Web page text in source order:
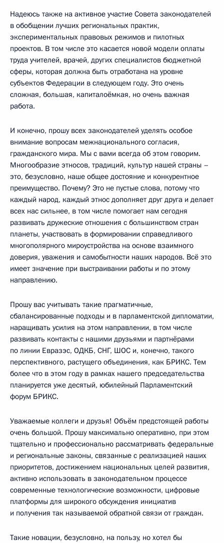
Надеюсь также на активное участие Совета законодателей
в обобщении лучших региональных практик,
экспериментальных правовых режимов и пилотных
проектов. В том числе это касается новой модели оплаты
труда учителей, врачей, других специалистов бюджетной
сферы, которая должна быть отработана на уровне
субъектов Федерации в следующем году. Это очень
сложная, большая, капиталоёмкая, но очень важная
работа.
И конечно, прошу всех законодателей уделять особое
внимание вопросам межнационального согласия,
гражданского мира. Мы с вами всегда об этом говорим.
Многообразие этносов, традиций, культур нашей страны –
это, безусловно, наше общее достояние и конкурентное
преимущество. Почему? Это не пустые слова, потому что
каждый народ, каждый этнос дополняет друг друга и делает
всех нас сильнее, в том числе помогает нам сегодня
развивать дружеские отношения с большинством стран
планеты, участвовать в формировании справедливого
многополярного мироустройства на основе взаимного
доверия, уважения и самобытности наших народов. Всё это
имеет значение при выстраивании работы и по этому
направлению.
Прошу вас учитывать такие прагматичные,
сбалансированные подходы и в парламентской дипломатии,
наращивать усилия на этом направлении, в том числе
развивать контакты с нашими друзьями и партнёрами
по линии Евразэс, ОДКБ, СНГ, ШОС и, конечно, такого
перспективного, растущего объединения, как БРИКС. Тем
более что в этом году в рамках нашего председательства
планируется уже десятый, юбилейный Парламентский
форум БРИКС.
Уважаемые коллеги и друзья! Объём предстоящей работы
очень большой. Прошу максимально оперативно, при этом
тщательно и профессионально рассматривать федеральные
и региональные законы, связанные с реализацией наших
приоритетов, достижением национальных целей развития,
активно использовать в законодательном процессе
современные технологические возможности, цифровые
платформы для широкого обсуждения инициатив
и получения так называемой обратной связи от граждан.
Такие новации, безусловно, на пользу, но хотел бы